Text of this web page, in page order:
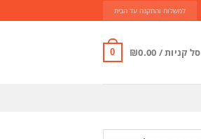
למשלוח והתקנה עד הבית
סל קניות / ₪0.00
0